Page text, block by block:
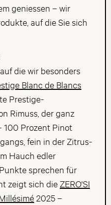
geniessen – wir
auf die Sie sich
die wir besonders
Blanc de Blancs
Prestige-
Rimuss, der ganz
100 Prozent Pinot
fein in der Zitrus-
Hauch edler
sprechen für
zeigt sich dieZERO'SI
2025 –